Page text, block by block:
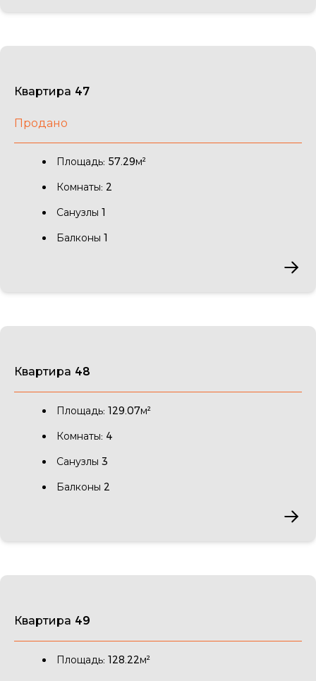
Квартира 47
Продано
Площадь: 57.29м²
Комнаты: 2
Санузлы 1
Балконы 1
Квартира 48
Площадь: 129.07м²
Комнаты: 4
Санузлы 3
Балконы 2
Квартира 49
Площадь: 128.22м²